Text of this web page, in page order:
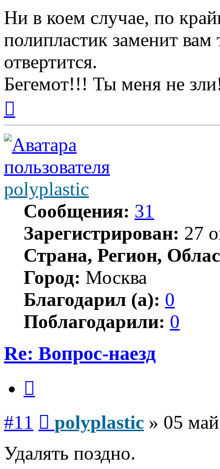
Ни в коем случае, по
полипластик заменит
отвертится.
Бегемот!!! Ты меня не
началу
polyplastic
Сообщения: 31
Зарегистрирован: 27
Страна, Регион,
Город: Москва
Благодарил (а): 0
Поблагодарили: 0
Re: Вопрос-наезд
#11 polyplastic » 05
Удалять поздно.